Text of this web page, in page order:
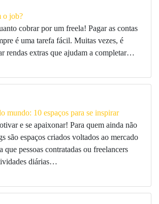
o job?
cobrar por um freela! Pagar as contas
é uma tarefa fácil. Muitas vezes, é
rendas extras que ajudam a completar…
mundo: 10 espaços para se inspirar
e se apaixonar! Para quem ainda não
são espaços criados voltados ao mercado
que pessoas contratadas ou freelancers
diárias…